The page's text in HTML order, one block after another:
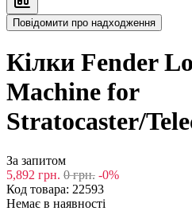
Повідомити про надходження
Кілки Fender
Machine for
Stratocaster/
За запитом
5,892 грн. 0 грн. -0%
Код товара: 22593
Немає в наявності